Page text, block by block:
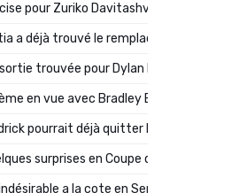
pour Zuriko Davitashvili
a déjà trouvé le remplaçant de Robinio
trouvée pour Dylan Batubinsika
en vue avec Bradley Barcola ?
pourrait déjà quitter Lyon en janvier
surprises en Coupe de France
a la cote en Serie A